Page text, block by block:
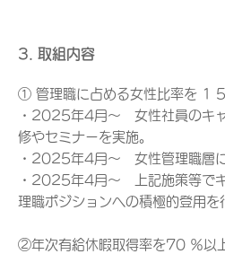
3. 取組内容
① 管理職に占める女性比率を 1
・2025年4月～ 女性社員のキ
修やセミナーを実施。
・2025年4月～ 女性管理職層
・2025年4月～ 上記施策等で
理職ポジションへの積極的登用を
②年次有給休暇取得率を70 ％以